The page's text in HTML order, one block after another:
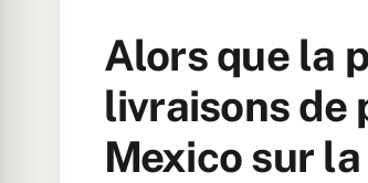
Alors que la
livraisons de
Mexico sur